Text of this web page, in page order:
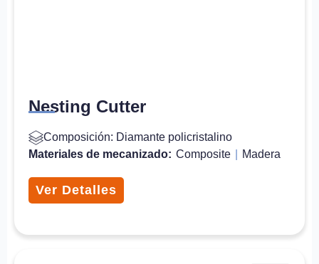
Nesting Cutter
Composición: Diamante policristalino
Materiales de mecanizado: Composite Madera
Ver Detalles